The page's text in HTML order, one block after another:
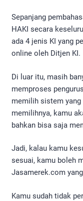
Sepanjang
HAKI secara
ada 4 jenis KI yang
online oleh Ditjen KI.
Di luar itu, masih
memproses
memilih sistem yang
memilihnya, kamu
bahkan bisa saja
Jadi, kalau kamu
sesuai, kamu boleh
Jasamerek.com
Kamu sudah tidak